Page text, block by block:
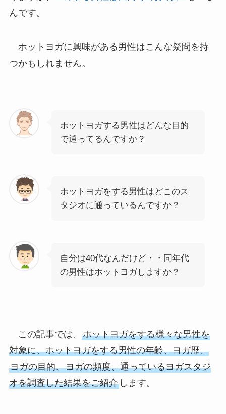
んです。
ホットヨガに興味がある男性はこんな疑問を持
つかもしれません。
ホットヨガする男性はどんな目的
で通ってるんですか？
ホットヨガをする男性はどこのス
タジオに通っているんですか？
自分は40代なんだけど・・同年代
の男性はホットヨガしますか？
この記事では、 ホットヨガをする様々な男性を
対象に、ホットヨガをする男性の年齢、ヨガ歴、
ヨガの目的、ヨガの頻度、通っているヨガスタジ
オを調査した結果をご紹介します。